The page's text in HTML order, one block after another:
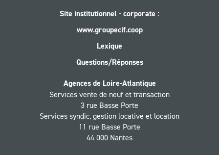
Site institutionnel - corporate :
www.groupecif.coop
Lexique
Questions/Réponses
Agences de Loire-Atlantique
Services vente de neuf et transaction
3 rue Basse Porte
Services syndic, gestion locative et location
11 rue Basse Porte
44 000 Nantes